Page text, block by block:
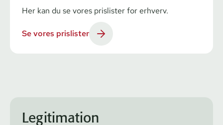
Her kan du se vores prislister for erhverv.
Se vores prislister
Legitimation